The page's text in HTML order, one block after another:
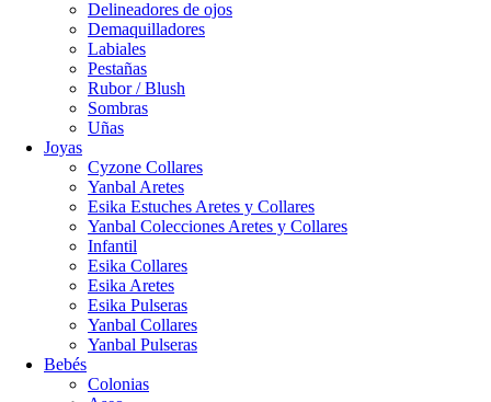
Delineadores de ojos
Demaquilladores
Labiales
Pestañas
Rubor / Blush
Sombras
Uñas
Joyas
Cyzone Collares
Yanbal Aretes
Esika Estuches Aretes y Collares
Yanbal Colecciones Aretes y Collares
Infantil
Esika Collares
Esika Aretes
Esika Pulseras
Yanbal Collares
Yanbal Pulseras
Bebés
Colonias